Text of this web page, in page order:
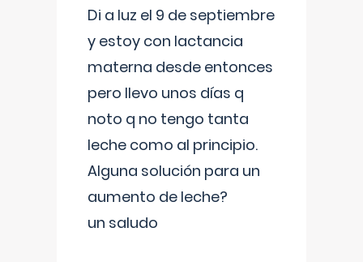
Di a luz el 9 de septiembre
y estoy con lactancia
materna desde entonces
pero llevo unos días q
noto q no tengo tanta
leche como al principio.
Alguna solución para un
aumento de leche?
un saludo